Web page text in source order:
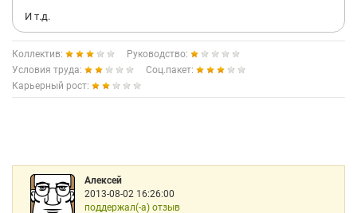
И т.д.
Коллектив:
Руководство:
Условия труда:
Соц.пакет:
Карьерный рост:
Алексей
2013-08-02 16:26:00
поддержал(-а) отзыв